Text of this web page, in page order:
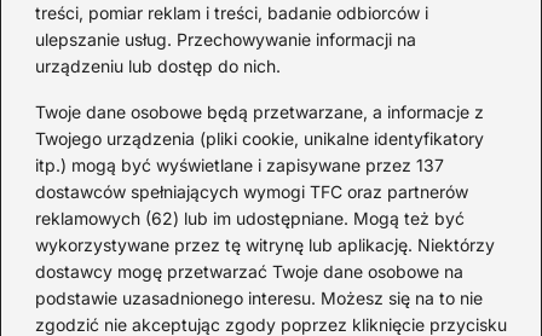
treści, pomiar reklam i treści, badanie odbiorców i
ulepszanie usług. Przechowywanie informacji na
urządzeniu lub dostęp do nich.
Twoje dane osobowe będą przetwarzane, a informacje z
Twojego urządzenia (pliki cookie, unikalne identyfikatory
itp.) mogą być wyświetlane i zapisywane przez 137
dostawców spełniających wymogi TFC oraz partnerów
reklamowych (62) lub im udostępniane. Mogą też być
wykorzystywane przez tę witrynę lub aplikację. Niektórzy
dostawcy mogę przetwarzać Twoje dane osobowe na
podstawie uzasadnionego interesu. Możesz się na to nie
zgodzić nie akceptując zgody poprzez kliknięcie przycisku
Jak zapisać dziecko do
przedszkola i uniknąć
Jaką pomoc może otrzymać
samotna matka:
przewodnik po wsparciu
finansowym, prawnym i
psychologicznym